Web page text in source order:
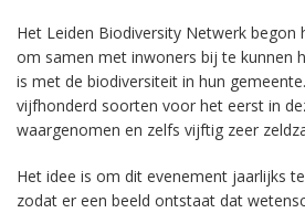
Het Leiden Biodiversity Netwerk
om samen met inwoners bij te kunnen
is met de biodiversiteit in hun
vijfhonderd soorten voor het eerst in
waargenomen en zelfs vijftig zeer
Het idee is om dit evenement jaarlijks
zodat er een beeld ontstaat dat